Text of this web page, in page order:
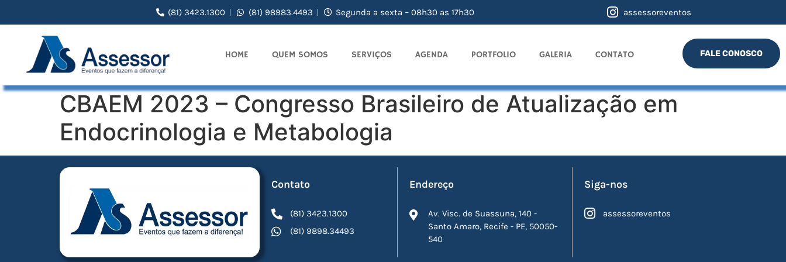
(81) 3423.1300 (81) 98983.4493 Segunda a sexta – 08h30 as 17h30 assessoreventos
HOME QUEM SOMOS SERVIÇOS AGENDA PORTFOLIO GALERIA CONTATO FALE CONOSCO
CBAEM 2023 – Congresso Brasileiro de Atualização em
Endocrinologia e Metabologia
Contato
(81) 3423.1300
(81) 9898.34493
Endereço
Av. Visc. de Suassuna, 140 -
Santo Amaro, Recife - PE, 50050-
540
Siga-nos
assessoreventos